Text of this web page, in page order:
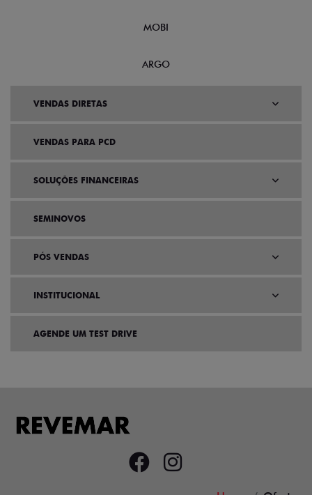
MOBI
ARGO
VENDAS DIRETAS
VENDAS PARA PCD
SOLUÇÕES FINANCEIRAS
SEMINOVOS
PÓS VENDAS
INSTITUCIONAL
AGENDE UM TEST DRIVE